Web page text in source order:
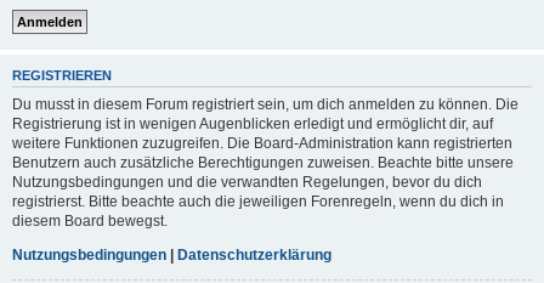
REGISTRIEREN
Du musst in diesem Forum registriert sein, um dich anmelden zu können. Die
Registrierung ist in wenigen Augenblicken erledigt und ermöglicht dir, auf
weitere Funktionen zuzugreifen. Die Board-Administration kann registrierten
Benutzern auch zusätzliche Berechtigungen zuweisen. Beachte bitte unsere
Nutzungsbedingungen und die verwandten Regelungen, bevor du dich
registrierst. Bitte beachte auch die jeweiligen Forenregeln, wenn du dich in
diesem Board bewegst.
Nutzungsbedingungen | Datenschutzerklärung